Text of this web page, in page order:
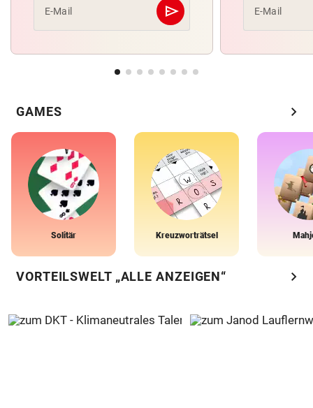
E-Mail send
Abschicken E-Mail
GAMES chevron_right
Solitär Kreuzworträtsel
VORTEILSWELT „ALLE ANZEIGEN“ chevron_right